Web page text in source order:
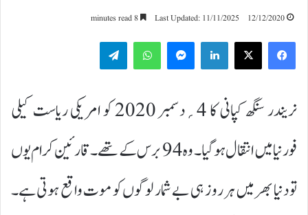
12/12/2020
Last Updated: 11/11/2025
LinkedIn
WhatsApp
نریندر سنگھ کپانی کا 4؍دسمبر 2020 کو امریکی ریاست کیلی
فورنیا میں انتقال ہوگیا۔ وہ 94 برس کے تھے۔ قارئین کرام یوں
تو دنیا بھر میں ہر روز ہی بے شمار لوگوں کو موت واقع ہوتی ہے۔